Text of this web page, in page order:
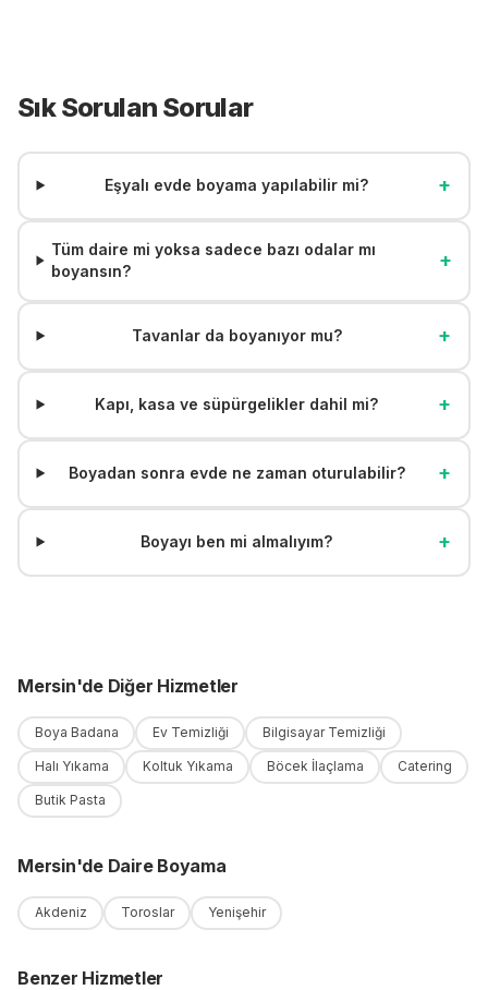
Sık Sorulan Sorular
Eşyalı evde boyama yapılabilir mi? +
Tüm daire mi yoksa sadece bazı odalar mı
boyansın?
+
Tavanlar da boyanıyor mu? +
Kapı, kasa ve süpürgelikler dahil mi? +
Boyadan sonra evde ne zaman oturulabilir? +
Boyayı ben mi almalıyım? +
Mersin'deDiğer Hizmetler
Boya Badana Ev Temizliği Bilgisayar Temizliği
Halı Yıkama Koltuk Yıkama Böcek İlaçlama Catering
Butik Pasta
Mersin'de Daire Boyama
Akdeniz Toroslar Yenişehir
Benzer Hizmetler